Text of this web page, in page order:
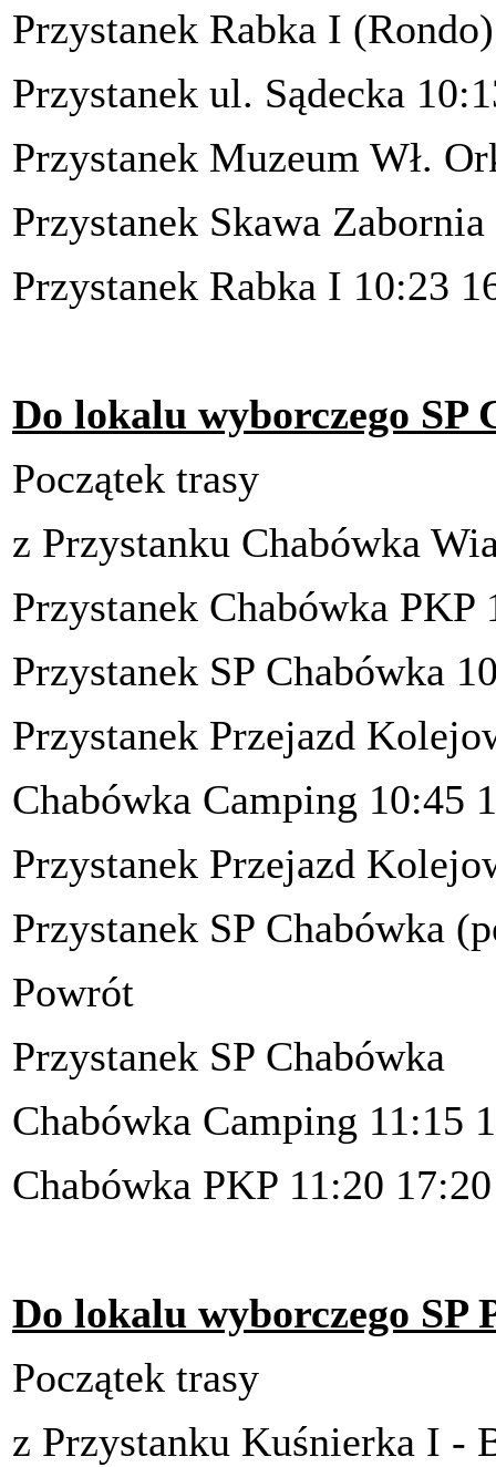
Przystanek Rabka I
Przystanek ul. Sądecka
Przystanek Muzeum Wł.
Przystanek Skawa
Przystanek Rabka I 10:23
Do lokalu wyborczego SP
Początek trasy
z Przystanku Chabówka
Przystanek Chabówka PKP
Przystanek SP Chabówka
Przystanek Przejazd
Chabówka Camping 10:45
Przystanek Przejazd
Przystanek SP Chabówka
Powrót
Przystanek SP Chabówka
Chabówka Camping 11:15
Chabówka PKP 11:20 17:20
Do lokalu wyborczego SP
Początek trasy
z Przystanku Kuśnierka I -